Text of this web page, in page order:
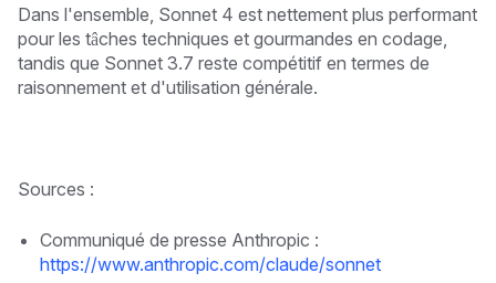
Dans l'ensemble, Sonnet 4 est nettement plus performant
pour les tâches techniques et gourmandes en codage,
tandis que Sonnet 3.7 reste compétitif en termes de
raisonnement et d'utilisation générale.
Sources :
Communiqué de presse Anthropic :
https://www.anthropic.com/claude/sonnet